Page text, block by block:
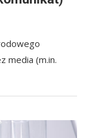
media (m.in.